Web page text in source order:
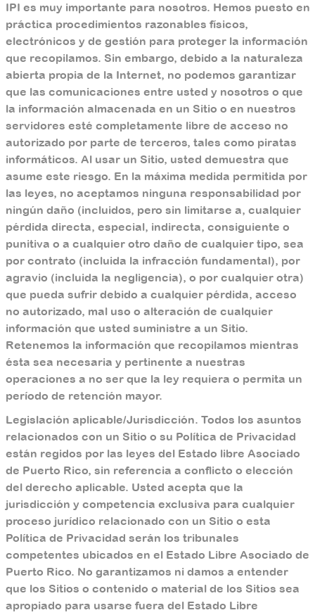
IPI es muy importante para nosotros. Hemos puesto en
práctica procedimientos razonables físicos,
electrónicos y de gestión para proteger la información
que recopilamos. Sin embargo, debido a la naturaleza
abierta propia de la Internet, no podemos garantizar
que las comunicaciones entre usted y nosotros o que
la información almacenada en un Sitio o en nuestros
servidores esté completamente libre de acceso no
autorizado por parte de terceros, tales como piratas
informáticos. Al usar un Sitio, usted demuestra que
asume este riesgo. En la máxima medida permitida por
las leyes, no aceptamos ninguna responsabilidad por
ningún daño (incluidos, pero sin limitarse a, cualquier
pérdida directa, especial, indirecta, consiguiente o
punitiva o a cualquier otro daño de cualquier tipo, sea
por contrato (incluida la infracción fundamental), por
agravio (incluida la negligencia), o por cualquier otra)
que pueda sufrir debido a cualquier pérdida, acceso
no autorizado, mal uso o alteración de cualquier
información que usted suministre a un Sitio.
Retenemos la información que recopilamos mientras
ésta sea necesaria y pertinente a nuestras
operaciones a no ser que la ley requiera o permita un
período de retención mayor.
Legislación aplicable/Jurisdicción. Todos los asuntos
relacionados con un Sitio o su Política de Privacidad
están regidos por las leyes del Estado libre Asociado
de Puerto Rico, sin referencia a conflicto o elección
del derecho aplicable. Usted acepta que la
jurisdicción y competencia exclusiva para cualquier
proceso jurídico relacionado con un Sitio o esta
Política de Privacidad serán los tribunales
competentes ubicados en el Estado Libre Asociado de
Puerto Rico. No garantizamos ni damos a entender
que los Sitios o contenido o material de los Sitios sea
apropiado para usarse fuera del Estado Libre